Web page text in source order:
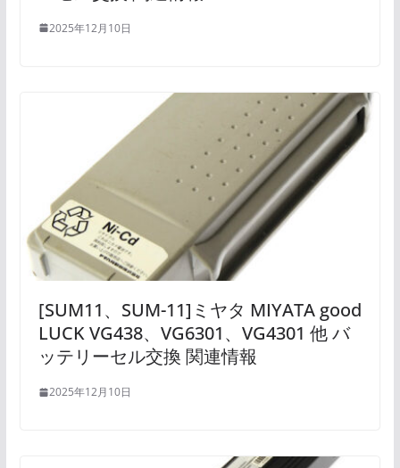
2025年12月10日
[SUM11、SUM-11]ミヤタ MIYATA good
LUCK VG438、VG6301、VG4301 他 バ
ッテリーセル交換 関連情報
2025年12月10日